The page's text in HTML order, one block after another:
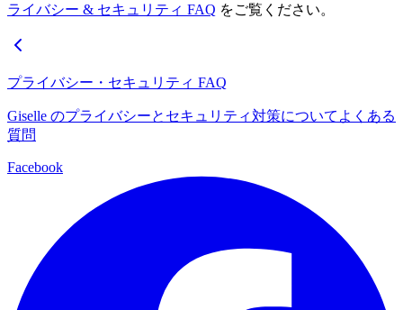
ライバシー & セキュリティ FAQ をご覧ください。
プライバシー・セキュリティ FAQ
Giselle のプライバシーとセキュリティ対策についてよくある
質問
Facebook